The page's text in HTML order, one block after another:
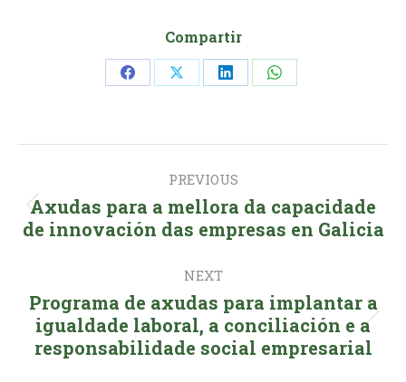
Compartir
Share Share Share Share
navigation PREVIOUS
Previous
post:
Axudas para a mellora da capacidade
de innovación das empresas en Galicia
NEXT
Next
post:
Programa de axudas para implantar a
igualdade laboral, a conciliación e a
responsabilidade social empresarial